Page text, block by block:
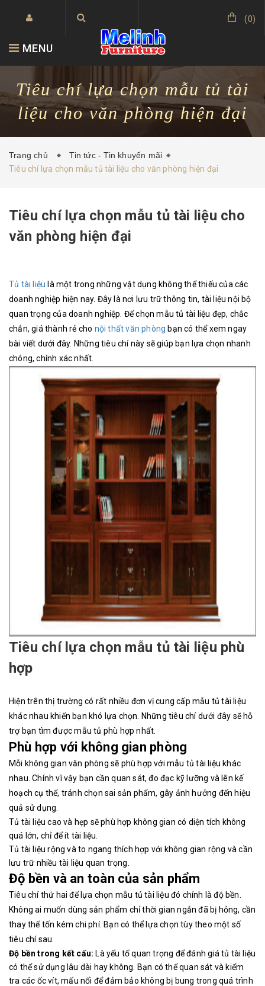
(0)
MENU
Tiêu chí lựa chọn mẫu tủ tài
liệu cho văn phòng hiện đại
Trang chủ
Tin tức - Tin khuyến mãi
Tiêu chí lựa chọn mẫu tủ tài liệu cho văn phòng hiện đại
Tiêu chí lựa chọn mẫu tủ tài liệu cho
văn phòng hiện đại
Tủ tài liệu là một trong những vật dụng không thể thiếu của các
doanh nghiệp hiện nay. Đây là nơi lưu trữ thông tin, tài liệu nội bộ
quan trọng của doanh nghiệp. Để chọn mẫu tủ tài liệu đẹp, chắc
chắn, giá thành rẻ cho nội thất văn phòng bạn có thể xem ngay
bài viết dưới đây. Những tiêu chí này sẽ giúp bạn lựa chọn nhanh
chóng, chính xác nhất.
Tiêu chí lựa chọn mẫu tủ tài liệu phù
hợp
Hiện trên thị trường có rất nhiều đơn vị cung cấp mẫu tủ tài liệu
khác nhau khiến bạn khó lựa chọn. Những tiêu chí dưới đây sẽ hỗ
trợ bạn tìm được mẫu tủ phù hợp nhất.
Phù hợp với không gian phòng
Mỗi không gian văn phòng sẽ phù hợp với mẫu tủ tài liệu khác
nhau. Chính vì vậy bạn cần quan sát, đo đạc kỹ lưỡng và lên kế
hoạch cụ thể, tránh chọn sai sản phẩm, gây ảnh hưởng đến hiệu
quả sử dụng.
Tủ tài liệu cao và hẹp sẽ phù hợp không gian có diện tích không
quá lớn, chỉ để ít tài liệu.
Tủ tài liệu rộng và to ngang thích hợp với không gian rộng và cần
lưu trữ nhiều tài liệu quan trọng.
Độ bền và an toàn của sản phẩm
Tiêu chí thứ hai để lựa chọn mẫu tủ tài liệu đó chính là độ bền.
Không ai muốn dùng sản phẩm chỉ thời gian ngắn đã bị hỏng, cần
thay thế tốn kém chi phí. Bạn có thể lựa chọn tùy theo một số
tiêu chí sau.
Độ bền trong kết cấu: Là yếu tố quan trọng để đánh giá tủ tài liệu
có thể sử dụng lâu dài hay không. Bạn có thể quan sát và kiểm
tra các ốc vít, mấu nối để đảm bảo không bị bung trong quá trình